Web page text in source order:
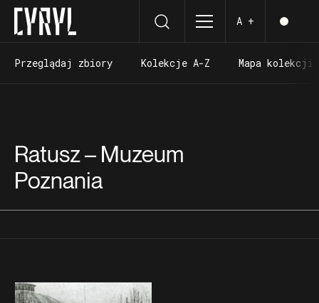
A +
Przeglądaj zbiory
Kolekcje A-Z
Mapa kolekcji
Mapa kolekcji
Ratusz – Muzeum
Poznania